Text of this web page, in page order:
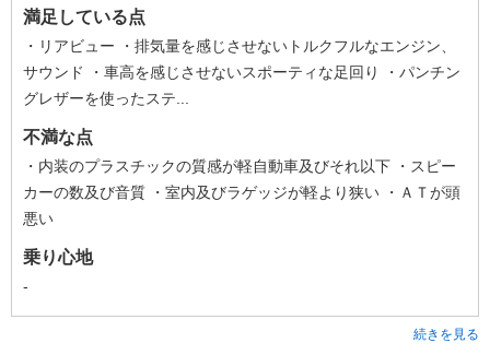
満足している点
・リアビュー ・排気量を感じさせないトルクフルなエンジン、
サウンド ・車高を感じさせないスポーティな足回り ・パンチン
グレザーを使ったステ...
不満な点
・内装のプラスチックの質感が軽自動車及びそれ以下 ・スピー
カーの数及び音質 ・室内及びラゲッジが軽より狭い ・ＡＴが頭
悪い
乗り心地
-
続きを見る